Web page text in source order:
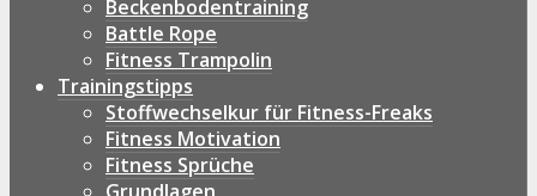
Beckenbodentraining
Battle Rope
Fitness Trampolin
Trainingstipps
Stoffwechselkur für Fitness-Freaks
Fitness Motivation
Fitness Sprüche